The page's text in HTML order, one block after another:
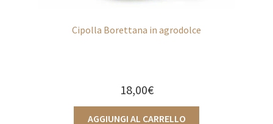
Cipolla Borettana in agrodolce
18,00€
AGGIUNGI AL CARRELLO